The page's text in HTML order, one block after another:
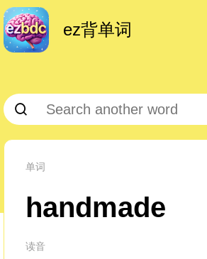
ez背单词
单词
handmade
读音